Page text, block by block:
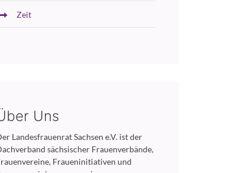
Zeit
Uns
Landesfrauenrat Sachsen e.V. ist der
sächsischer Frauenverbände,
Fraueninitiativen und